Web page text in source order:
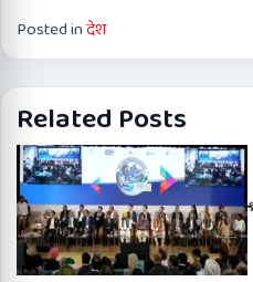
Posted inदेश
Related Posts